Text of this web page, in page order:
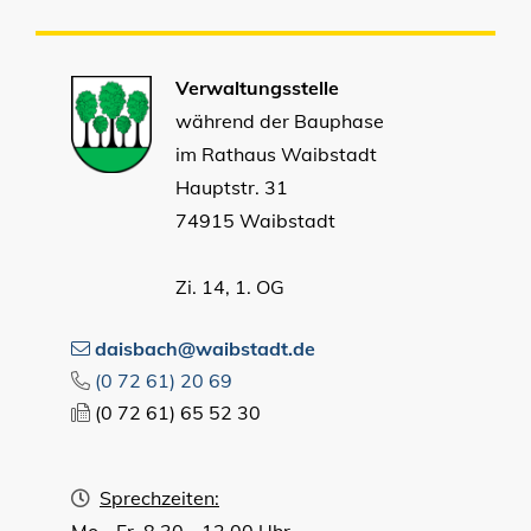
Verwaltungsstelle
während der Bauphase
im Rathaus Waibstadt
Hauptstr. 31
74915 Waibstadt
Zi. 14, 1. OG
daisbach@waibstadt.de
(0 72 61) 20 69
(0 72 61) 65 52 30
Sprechzeiten: